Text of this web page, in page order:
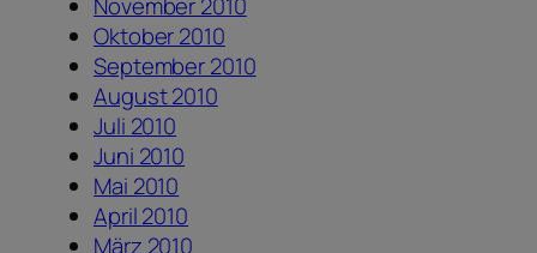
Oktober 2010
September 2010
August 2010
Juli 2010
Juni 2010
Mai 2010
April 2010
März 2010